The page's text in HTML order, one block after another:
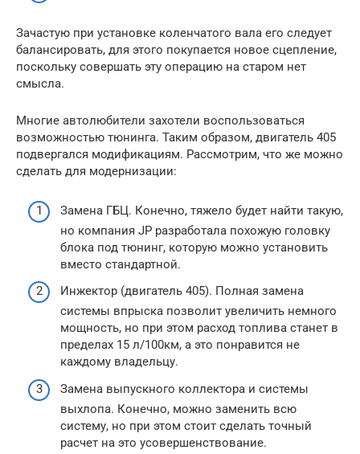
Зачастую при установке коленчатого вала его следует
балансировать, для этого покупается новое сцепление,
поскольку совершать эту операцию на старом нет
смысла.
Многие автолюбители захотели воспользоваться
возможностью тюнинга. Таким образом, двигатель 405
подвергался модификациям. Рассмотрим, что же можно
сделать для модернизации:
Замена ГБЦ. Конечно, тяжело будет найти такую,
но компания JP разработала похожую головку
блока под тюнинг, которую можно установить
вместо стандартной.
Инжектор (двигатель 405). Полная замена
системы впрыска позволит увеличить немного
мощность, но при этом расход топлива станет в
пределах 15 л/100км, а это понравится не
каждому владельцу.
Замена выпускного коллектора и системы
выхлопа. Конечно, можно заменить всю
систему, но при этом стоит сделать точный
расчет на это усовершенствование.